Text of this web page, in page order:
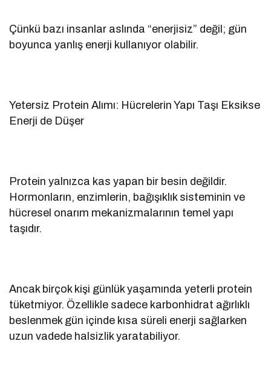
Çünkü bazı insanlar aslında “enerjisiz” değil; gün
boyunca yanlış enerji kullanıyor olabilir.
Yetersiz Protein Alımı: Hücrelerin Yapı Taşı Eksikse
Enerji de Düşer
Protein yalnızca kas yapan bir besin değildir.
Hormonların, enzimlerin, bağışıklık sisteminin ve
hücresel onarım mekanizmalarının temel yapı
taşıdır.
Ancak birçok kişi günlük yaşamında yeterli protein
tüketmiyor. Özellikle sadece karbonhidrat ağırlıklı
beslenmek gün içinde kısa süreli enerji sağlarken
uzun vadede halsizlik yaratabiliyor.